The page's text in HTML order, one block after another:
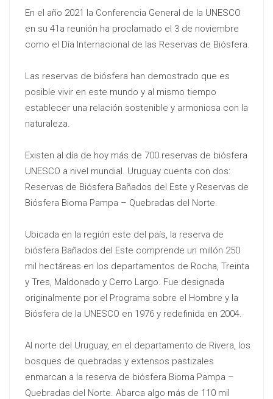
En el año 2021 la Conferencia General de la UNESCO
en su 41a reunión ha proclamado el 3 de noviembre
como el Día Internacional de las Reservas de Biósfera.
Las reservas de biósfera han demostrado que es
posible vivir en este mundo y al mismo tiempo
establecer una relación sostenible y armoniosa con la
naturaleza.
Existen al día de hoy más de 700 reservas de biósfera
UNESCO a nivel mundial. Uruguay cuenta con dos:
Reservas de Biósfera Bañados del Este y Reservas de
Biósfera Bioma Pampa – Quebradas del Norte.
Ubicada en la región este del país, la reserva de
biósfera Bañados del Este comprende un millón 250
mil hectáreas en los departamentos de Rocha, Treinta
y Tres, Maldonado y Cerro Largo. Fue designada
originalmente por el Programa sobre el Hombre y la
Biósfera de la UNESCO en 1976 y redefinida en 2004.
Al norte del Uruguay, en el departamento de Rivera, los
bosques de quebradas y extensos pastizales
enmarcan a la reserva de biósfera Bioma Pampa –
Quebradas del Norte. Abarca algo más de 110 mil